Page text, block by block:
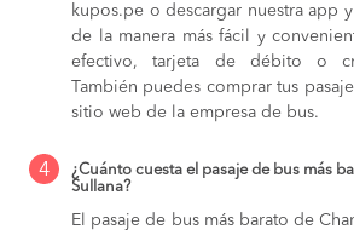
kupos.pe o descargar nuestra app
de la manera más fácil y
efectivo, tarjeta de débito o
También puedes comprar tus
sitio web de la empresa de bus.
4
¿Cuánto cuesta el pasaje de bus más
Sullana?
El pasaje de bus más barato de